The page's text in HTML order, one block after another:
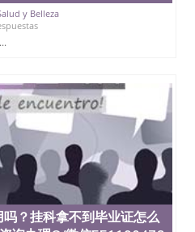
y Belleza
...
？挂科拿不到毕业证怎么